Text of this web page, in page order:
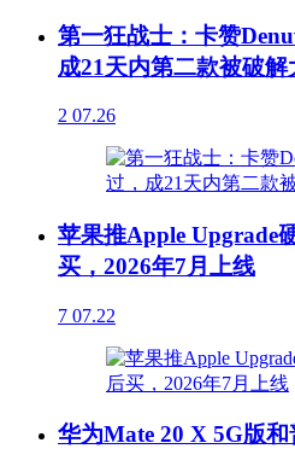
第一狂战士：卡赞
成21天内第二款被破解
2 07.26
苹果推Apple Upgrade
买，2026年7月上线
7 07.22
华为Mate 20 X 5G版